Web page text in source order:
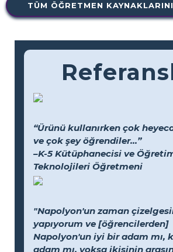
TÜM ÖĞRETMEN
“Ürünü kullanırken çok
ve çok şey öğrendiler...”
–K-5 Kütüphanecisi ve
Teknolojileri Öğretmeni
"Napolyon'un zaman
yapıyorum ve [öğrencilerden]
Napolyon'un iyi bir adam mı,
adam mı, yoksa ikisinin